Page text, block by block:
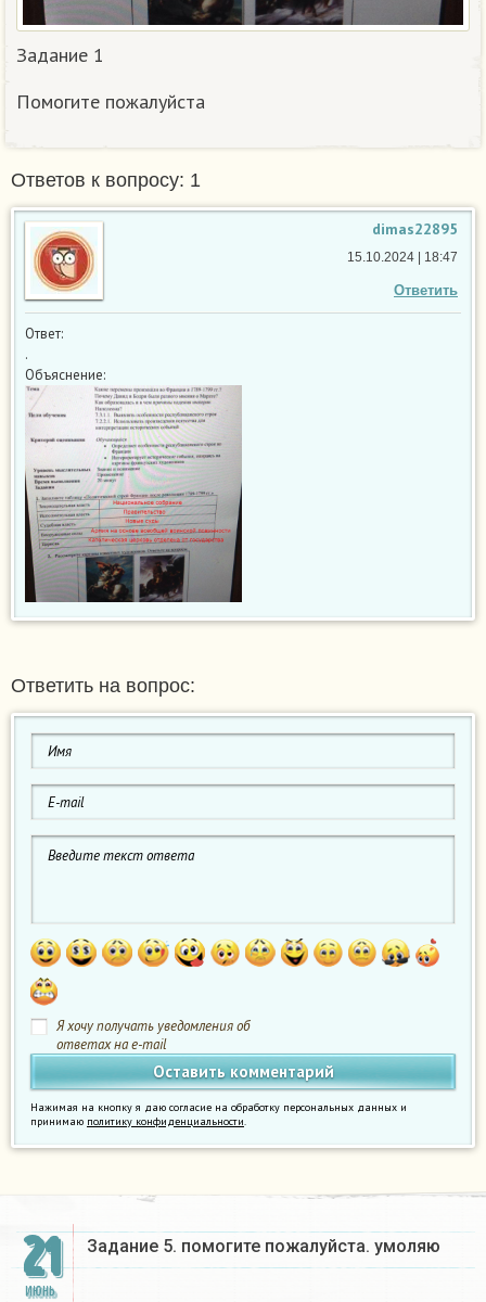
Задание 1
Помогите пожалуйста
Ответов к вопросу: 1
dimas22895
Ответить
15.10.2024 | 18:47
Ответ:
.
Объяснение:
Ответить на вопрос:
Я хочу получать уведомления об
ответах на e-mail
Нажимая на кнопку я даю согласие на обработку персональных данных и
принимаю политику конфиденциальности.
21
ИЮНЬ
Задание 5. помогите пожалуйста. умоляю